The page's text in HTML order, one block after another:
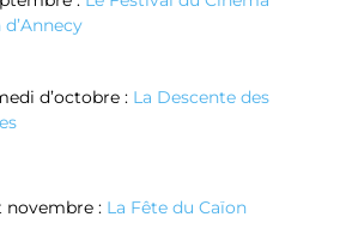
d’octobre : La Descente des
novembre : La Fête du Caïon